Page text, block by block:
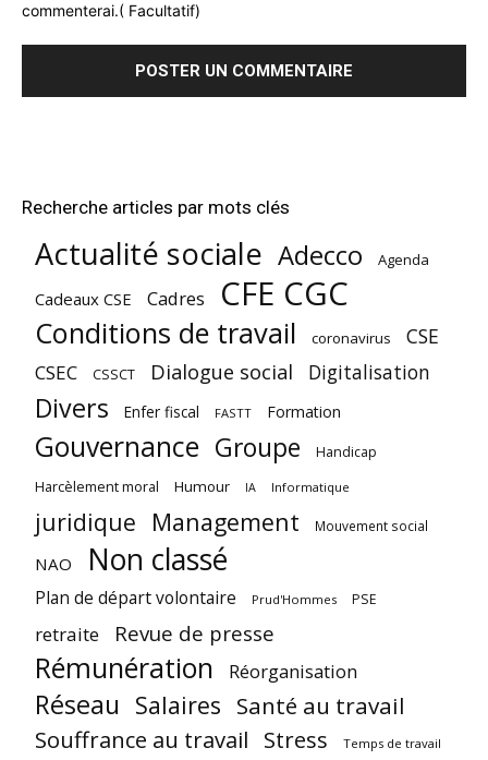
commenterai.( Facultatif)
Recherche articles par mots clés
Actualité sociale Adecco Agenda
Cadeaux CSE Cadres CFE CGC
Conditions de travail coronavirus CSE
CSEC CSSCT Dialogue social Digitalisation
Divers Enfer fiscal FASTT Formation
Gouvernance Groupe Handicap
Harcèlement moral Humour IA Informatique
juridique Management Mouvement social
NAO Non classé
Plan de départ volontaire Prud'Hommes PSE
retraite Revue de presse
Rémunération Réorganisation
Réseau Salaires Santé au travail
Souffrance au travail Stress Temps de travail